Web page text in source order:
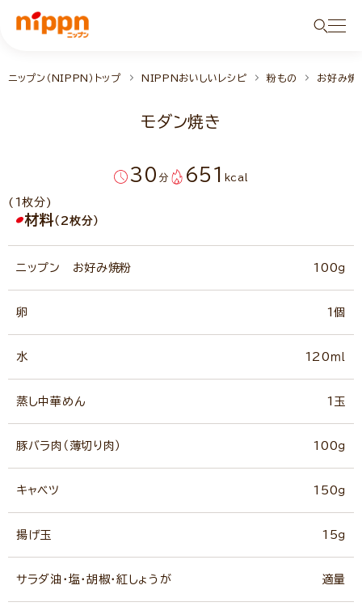
ニップン（NIPPN）トップ NIPPNおいしいレシピ 粉もの お好み焼
モダン焼き
30 分 651 kcal
(1枚分)
材料（2枚分）
ニップン お好み焼粉 100ｇ
卵 1個
水 120ｍｌ
蒸し中華めん 1玉
豚バラ肉（薄切り肉） 100ｇ
キャベツ 150ｇ
揚げ玉 15ｇ
サラダ油・塩・胡椒・紅しょうが 適量